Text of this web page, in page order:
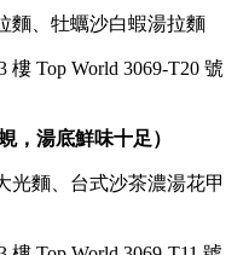
麵、牡蠣沙白蝦湯拉麵
樓 Top World 3069-T20 號
，湯底鮮味十足）
光麵、台式沙茶濃湯花甲